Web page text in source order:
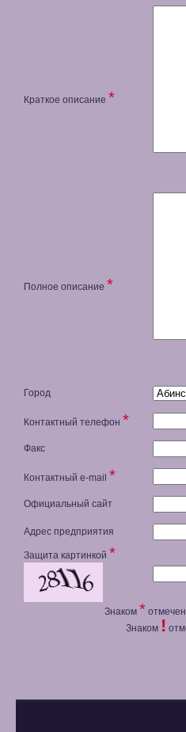
Краткое описание *
Полное описание *
Город
Контактный телефон *
Факс
Контактный e-mail *
Официальный сайт
Адрес предприятия
Защита картинкой *
Знаком *
Знаком !